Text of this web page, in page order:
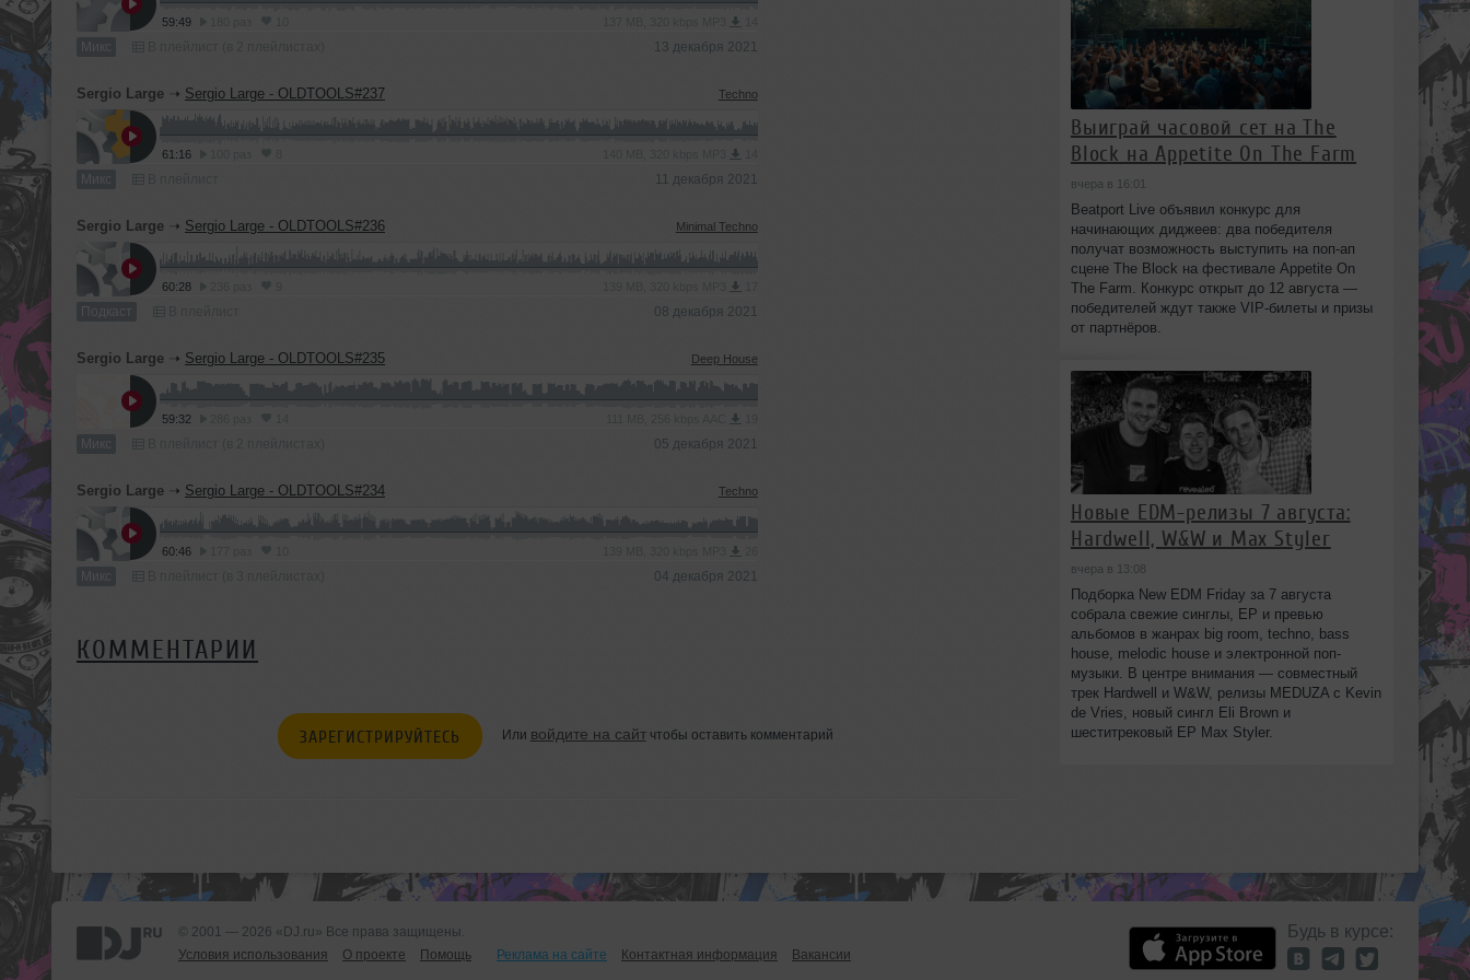
59:49
Микс 13 декабря 2021
Sergio Large ➝ Sergio Large - OLDTOOLS#237 Techno
61:16
Микс 11 декабря 2021
Sergio Large ➝ Sergio Large - OLDTOOLS#236 Minimal Techno
60:28
Подкаст 08 декабря 2021
Sergio Large ➝ Sergio Large - OLDTOOLS#235 Deep House
59:32
Микс 05 декабря 2021
Sergio Large ➝ Sergio Large - OLDTOOLS#234 Techno
60:46
Микс 04 декабря 2021
КОММЕНТАРИИ
ЗАРЕГИСТРИРУЙТЕСЬ Или войдите на сайтчтобы оставить комментарий
Выиграй часовой сет на The
Block на Appetite On The Farm
вчера в 16:01
Beatport Live объявил конкурс для
начинающих диджеев: два победителя
получат возможность выступить на поп‑ап
сцене The Block на фестивале Appetite On
The Farm. Конкурс открыт до 12 августа —
победителей ждут также VIP‑билеты и призы
от партнёров.
Новые EDM-релизы 7 августа:
Hardwell, W&W и Max Styler
вчера в 13:08
Подборка New EDM Friday за 7 августа
собрала свежие синглы, EP и превью
альбомов в жанрах big room, techno, bass
house, melodic house и электронной поп-
музыки. В центре внимания — совместный
трек Hardwell и W&W, релизы MEDUZA с Kevin
de Vries, новый сингл Eli Brown и
шеститрековый EP Max Styler.
© 2001 — 2026 «DJ.ru» Все права защищены.
Условия использования
О проекте Помощь Реклама на сайте Контактная информация Вакансии
Будь в курсе: